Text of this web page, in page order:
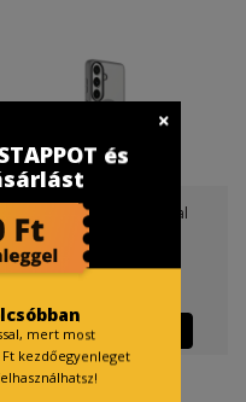
Samsung Galaxy S26 Tactical
Hyperstealth
Készletinfó:
499 Ft
és
mert most
kezdőegyenleget